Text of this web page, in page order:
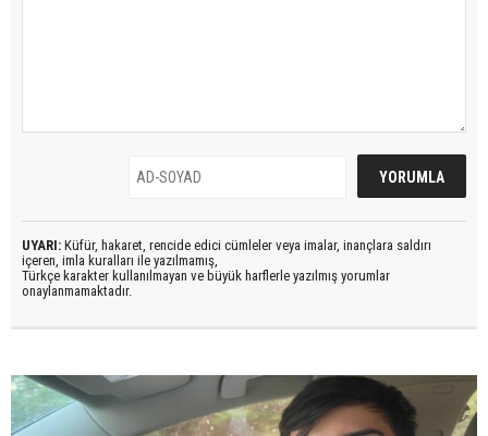
UYARI: Küfür, hakaret, rencide edici cümleler veya imalar, inançlara saldırı
içeren, imla kuralları ile yazılmamış,
Türkçe karakter kullanılmayan ve büyük harflerle yazılmış yorumlar
onaylanmamaktadır.